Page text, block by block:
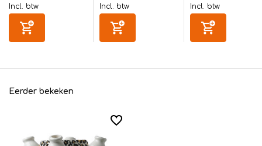
Incl. btw
Incl. btw
Incl. btw
Eerder bekeken